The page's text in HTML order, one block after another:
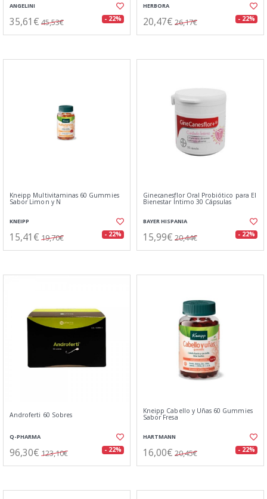
ANGELINI
35,61€ 45,53€ - 22%
HERBORA
20,47€ 26,17€ - 22%
Kneipp Multivitaminas 60 Gummies
Sabor Limon y N
KNEIPP
15,41€ 19,70€ - 22%
Ginecanesflor Oral Probiótico para El
Bienestar Íntimo 30 Cápsulas
BAYER HISPANIA
15,99€ 20,44€ - 22%
Androferti 60 Sobres
Q-PHARMA
96,30€ 123,10€ - 22%
Kneipp Cabello y Uñas 60 Gummies
Sabor Fresa
HARTMANN
16,00€ 20,45€ - 22%